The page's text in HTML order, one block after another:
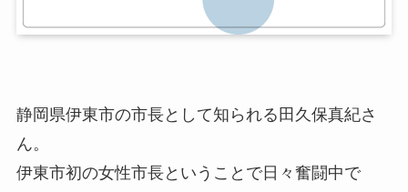
静岡県伊東市の市長として知られる田久保真紀さ
ん。
伊東市初の女性市長ということで日々奮闘中で